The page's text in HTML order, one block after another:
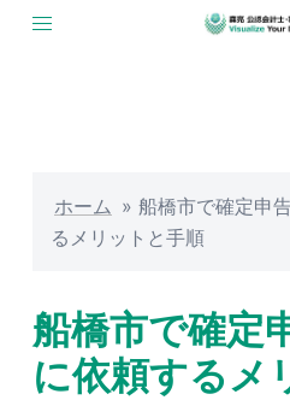
ホーム » 船橋市で確定申
るメリットと手順
船橋市で確定
に依頼するメ